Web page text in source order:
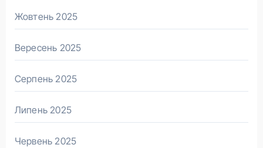
Жовтень 2025
Вересень 2025
Серпень 2025
Липень 2025
Червень 2025